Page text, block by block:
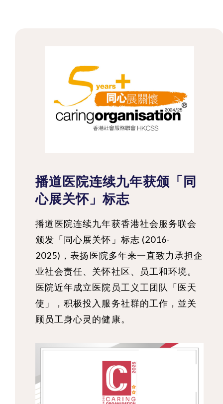
播道医院连续九年获颁「同
心展关怀」标志
播道医院连续九年获香港社会服务联会
颁发「同心展关怀」标志 (2016-
2025)，表扬医院多年来一直致力承担企
业社会责任、关怀社区、员工和环境。
医院近年成立医院员工义工团队「医天
使」，积极投入服务社群的工作，並关
顾员工身心灵的健康。